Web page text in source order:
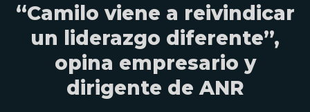
“Camilo viene a reivindicar
un liderazgo diferente”,
opina empresario y
dirigente de ANR